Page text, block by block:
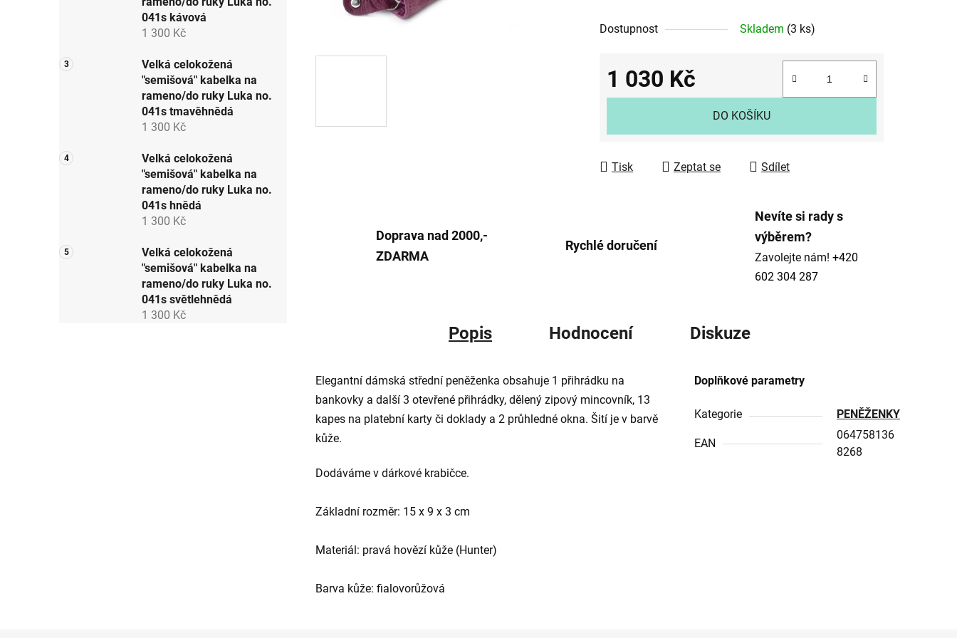
e
041s kávová
1 300 Kč
Velká celokožená
"semišová" kabelka na
rameno/do ruky Luka no.
041s tmavěhnědá
1 300 Kč
Velká celokožená
"semišová" kabelka na
rameno/do ruky Luka no.
041s hnědá
1 300 Kč
Velká celokožená
"semišová" kabelka na
rameno/do ruky Luka no.
041s světlehnědá
1 300 Kč
z
hvězdiček.
Dostupnost Skladem (3 ks)
1 030 Kč
Měrná cena:
DO KOŠÍKU
Tisk Zeptat se Sdílet
Doprava nad 2000,-
ZDARMA
Rychlé doručení
Nevíte si rady s
výběrem?
Zavolejte nám! +420
602 304 287
Popis Hodnocení Diskuze
Elegantní dámská střední peněženka obsahuje 1 přihrádku na
bankovky a další 3 otevřené přihrádky, dělený zipový mincovník, 13
kapes na platební karty či doklady a 2 průhledné okna. Šití je v barvě
kůže.
Dodáváme v dárkové krabičce.
Základní rozměr: 15 x 9 x 3 cm
Materiál: pravá hovězí kůže (Hunter)
Barva kůže: fialovorůžová
Doplňkové parametry
Kategorie PENĚŽENKY
EAN
064758136
8268